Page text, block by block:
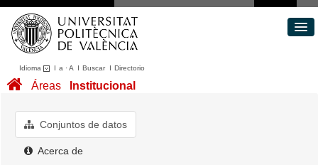
Idioma I a ·A I BuscarI Directorio
Conjuntos de datos
Acerca de
Áreas Institucional
Conjuntos de datos
Acerca de